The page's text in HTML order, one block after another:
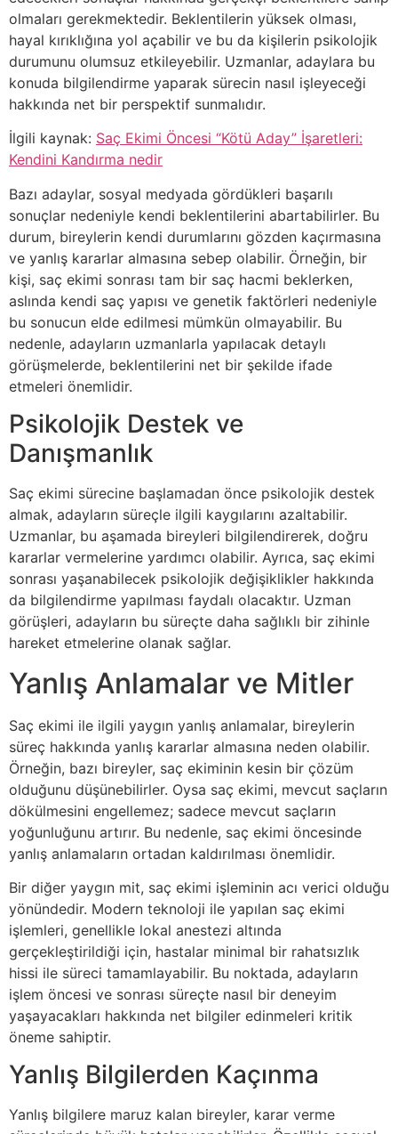
olmaları gerekmektedir. Beklentilerin yüksek olması,
hayal kırıklığına yol açabilir ve bu da kişilerin psikolojik
durumunu olumsuz etkileyebilir. Uzmanlar, adaylara bu
konuda bilgilendirme yaparak sürecin nasıl işleyeceği
hakkında net bir perspektif sunmalıdır.
İlgili kaynak: Saç Ekimi Öncesi “Kötü Aday” İşaretleri:
Kendini Kandırma nedir
Bazı adaylar, sosyal medyada gördükleri başarılı
sonuçlar nedeniyle kendi beklentilerini abartabilirler. Bu
durum, bireylerin kendi durumlarını gözden kaçırmasına
ve yanlış kararlar almasına sebep olabilir. Örneğin, bir
kişi, saç ekimi sonrası tam bir saç hacmi beklerken,
aslında kendi saç yapısı ve genetik faktörleri nedeniyle
bu sonucun elde edilmesi mümkün olmayabilir. Bu
nedenle, adayların uzmanlarla yapılacak detaylı
görüşmelerde, beklentilerini net bir şekilde ifade
etmeleri önemlidir.
Psikolojik Destek ve
Danışmanlık
Saç ekimi sürecine başlamadan önce psikolojik destek
almak, adayların süreçle ilgili kaygılarını azaltabilir.
Uzmanlar, bu aşamada bireyleri bilgilendirerek, doğru
kararlar vermelerine yardımcı olabilir. Ayrıca, saç ekimi
sonrası yaşanabilecek psikolojik değişiklikler hakkında
da bilgilendirme yapılması faydalı olacaktır. Uzman
görüşleri, adayların bu süreçte daha sağlıklı bir zihinle
hareket etmelerine olanak sağlar.
Yanlış Anlamalar ve Mitler
Saç ekimi ile ilgili yaygın yanlış anlamalar, bireylerin
süreç hakkında yanlış kararlar almasına neden olabilir.
Örneğin, bazı bireyler, saç ekiminin kesin bir çözüm
olduğunu düşünebilirler. Oysa saç ekimi, mevcut saçların
dökülmesini engellemez; sadece mevcut saçların
yoğunluğunu artırır. Bu nedenle, saç ekimi öncesinde
yanlış anlamaların ortadan kaldırılması önemlidir.
Bir diğer yaygın mit, saç ekimi işleminin acı verici olduğu
yönündedir. Modern teknoloji ile yapılan saç ekimi
işlemleri, genellikle lokal anestezi altında
gerçekleştirildiği için, hastalar minimal bir rahatsızlık
hissi ile süreci tamamlayabilir. Bu noktada, adayların
işlem öncesi ve sonrası süreçte nasıl bir deneyim
yaşayacakları hakkında net bilgiler edinmeleri kritik
öneme sahiptir.
Yanlış Bilgilerden Kaçınma
Yanlış bilgilere maruz kalan bireyler, karar verme